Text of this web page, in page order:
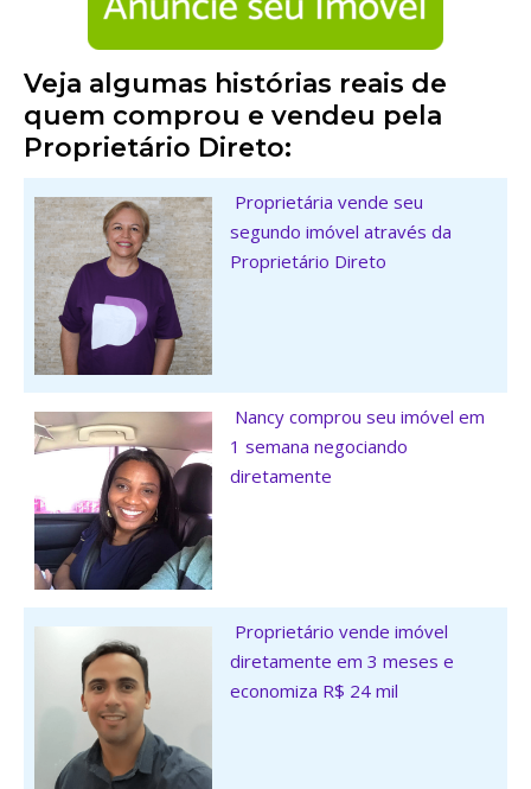
Veja algumas histórias reais de
quem comprou e vendeu pela
Proprietário Direto:
Proprietária vende seu
segundo imóvel através da
Proprietário Direto
Nancy comprou seu imóvel em
1 semana negociando
diretamente
Proprietário vende imóvel
diretamente em 3 meses e
economiza R$ 24 mil